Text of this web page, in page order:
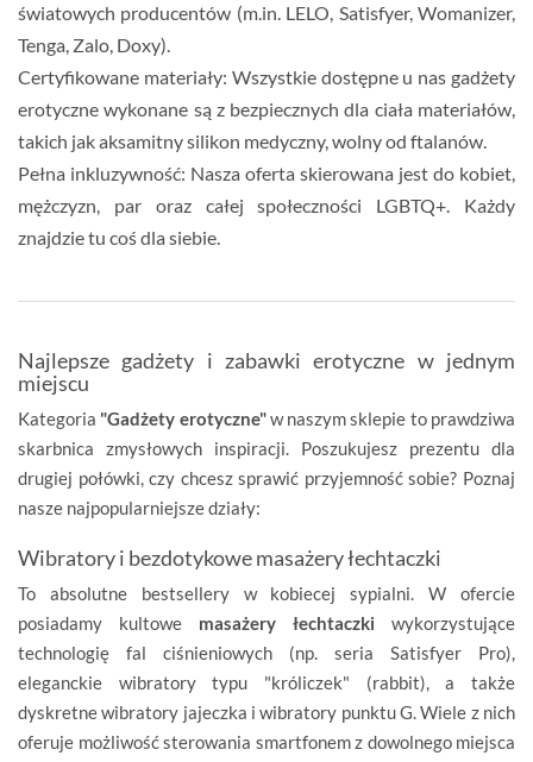
światowych producentów (m.in. LELO, Satisfyer, Womanizer,
Tenga, Zalo, Doxy).
Certyfikowane materiały: Wszystkie dostępne u nas gadżety
erotyczne wykonane są z bezpiecznych dla ciała materiałów,
takich jak aksamitny silikon medyczny, wolny od ftalanów.
Pełna inkluzywność: Nasza oferta skierowana jest do kobiet,
mężczyzn, par oraz całej społeczności LGBTQ+. Każdy
znajdzie tu coś dla siebie.
Najlepsze gadżety i zabawki erotyczne w jednym
miejscu
Kategoria "Gadżety erotyczne"w naszym sklepie to prawdziwa
skarbnica zmysłowych inspiracji. Poszukujesz prezentu dla
drugiej połówki, czy chcesz sprawić przyjemność sobie? Poznaj
nasze najpopularniejsze działy:
Wibratory i bezdotykowe masażery łechtaczki
To absolutne bestsellery w kobiecej sypialni. W ofercie
posiadamy kultowe masażery łechtaczki wykorzystujące
technologię fal ciśnieniowych (np. seria Satisfyer Pro),
eleganckie wibratory typu "króliczek" (rabbit), a także
dyskretne wibratory jajeczka i wibratory punktu G. Wiele z nich
oferuje możliwość sterowania smartfonem z dowolnego miejsca